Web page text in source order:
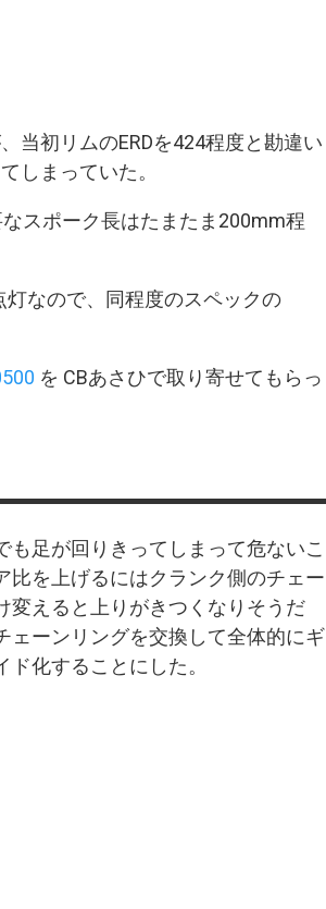
当初リムのERDを424程度と勘違い
しまっていた。
スポーク長はたまたま200mm程
灯なので、同程度のスペックの
を CBあさひで取り寄せてもらっ
足が回りきってしまって危ないこ
比を上げるにはクランク側のチェー
変えると上りがきつくなりそうだ
ェーンリングを交換して全体的にギ
化することにした。